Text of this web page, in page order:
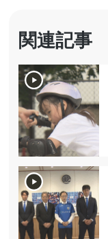
関連記事